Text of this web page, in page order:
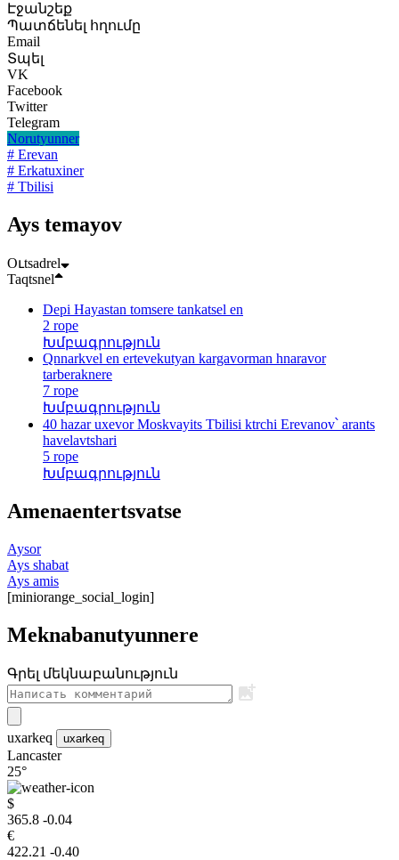
Էջանշեք
Պատճենել հղումը
Email
Տպել
VK
Facebook
Twitter
Telegram
Norutyunner
# Erevan
# Erkatuxiner
# Tbilisi
Ays temayov
Oւtsadrel
Taqtsnel
Depi Hayastan tomsere tankatsel en
2 rope
Խմբագրություն
Qnnarkvel en ertevekutyan kargavorman hnaravor
tarberaknere
7 rope
Խմբագրություն
40 hazar uxevor Moskvayits Tbilisi ktrchi Erevanov՝ arants
havelavtshari
5 rope
Խմբագրություն
Amenaentertsvatse
Aysor
Ays shabat
Ays amis
[miniorange_social_login]
Meknabanutyunnere
Գրել մեկնաբանություն
uxarkeq uxarkeq
Lancaster
25°
$
365.8 -0.04
€
422.21 -0.40